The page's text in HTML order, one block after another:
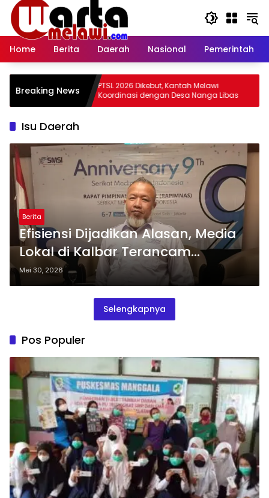
Langsung
konten
Home
Berita Daerah Nasional Pemerintah
Breaking News
757
Desa
PTSL 2026 Dikebut, Kantah Melawi
Koordinasi dengan Desa Nanga Libas
Isu Daerah
Berita
Efisiensi Dijadikan Alasan, Media
Lokal di Kalbar Terancam
Tumbang
Mei 30, 2026
Selengkapnya
Pos Populer